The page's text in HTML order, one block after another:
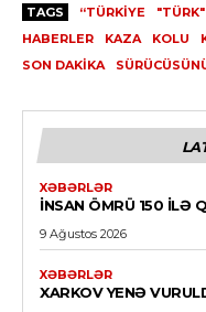
TAGS “TÜRKIYE "TÜRK"
HABERLER
KAZA KOLU
SON DAKIKA
XƏBƏRLƏR
İNSAN ÖMRÜ 150 ILƏ
9 Ağustos 2026
XƏBƏRLƏR
XARKOV YENƏ